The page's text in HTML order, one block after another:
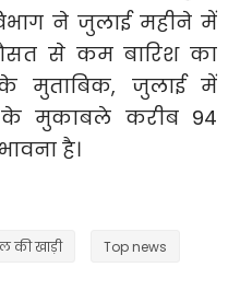
ने जुलाई महीने में
से कम बारिश का
मुताबिक, जुलाई में
के मुकाबले करीब 94
है।
की खाड़ी Top news